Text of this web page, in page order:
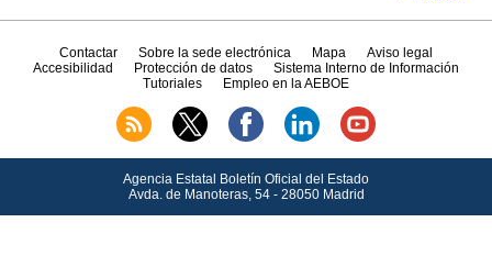
Contactar Sobre la sede electrónica Mapa
Aviso legal
Accesibilidad
Protección de datos
Sistema Interno de Información
Tutoriales
Empleo en la AEBOE
Agencia Estatal Boletín Oficial del Estado
Avda.de Manoteras, 54 - 28050 Madrid